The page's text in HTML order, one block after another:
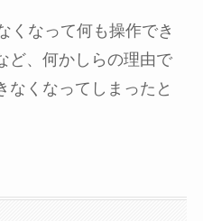
くなって何も操作でき
ど、何かしらの理由で
なくなってしまったと